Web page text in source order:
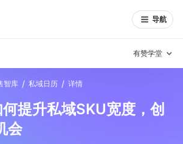
导航
有赞学堂
智库 / 私域日历 / 详情
提升私域SKU宽度，创
会